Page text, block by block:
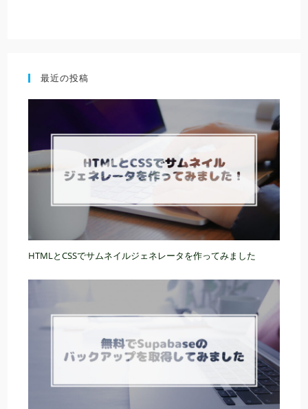
最近の投稿
HTMLとCSSでサムネイルジェネレータを作ってみました